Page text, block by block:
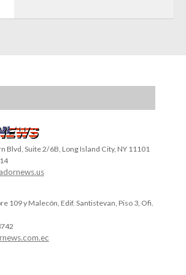
Blvd, Suite 2/6B, Long Island City, NY 11101
109 y Malecón, Edif. Santistevan, Piso 3, Ofi.